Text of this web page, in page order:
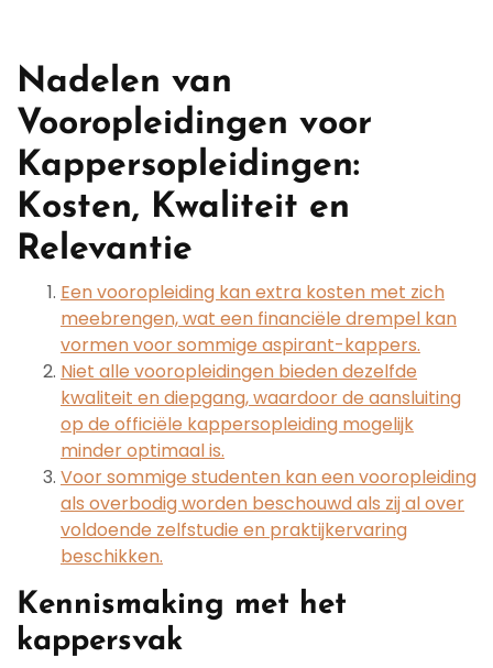
Nadelen van
Vooropleidingen voor
Kappersopleidingen:
Kosten, Kwaliteit en
Relevantie
Een vooropleiding kan extra kosten met zich
meebrengen, wat een financiële drempel kan
vormen voor sommige aspirant-kappers.
Niet alle vooropleidingen bieden dezelfde
kwaliteit en diepgang, waardoor de aansluiting
op de officiële kappersopleiding mogelijk
minder optimaal is.
Voor sommige studenten kan een vooropleiding
als overbodig worden beschouwd als zij al over
voldoende zelfstudie en praktijkervaring
beschikken.
Kennismaking met het
kappersvak